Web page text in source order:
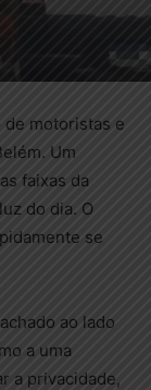
de motoristas e
Um
faixas da
do dia. O
se
ao lado
a uma
a privacidade,